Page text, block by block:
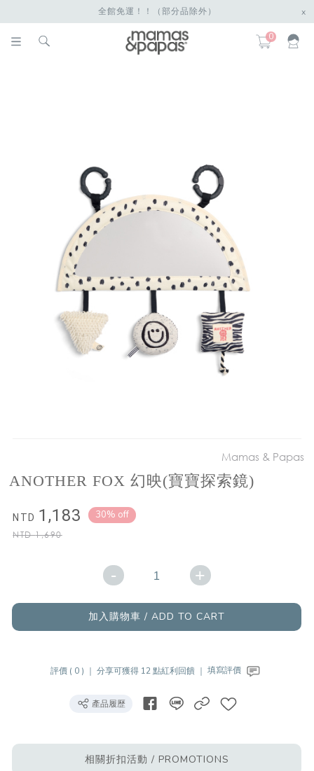
全館免運！！（部分品除外） x
0
Mamas & Papas
ANOTHER FOX 幻映(寶寶探索鏡)
NTD 1,183
NTD1,690
30% off
- +
加入購物車 / ADD TO CART
評價 ( 0 ) ｜分享可獲得 12 點紅利回饋 ｜填寫評價
產品履歷
相關折扣活動 / PROMOTIONS